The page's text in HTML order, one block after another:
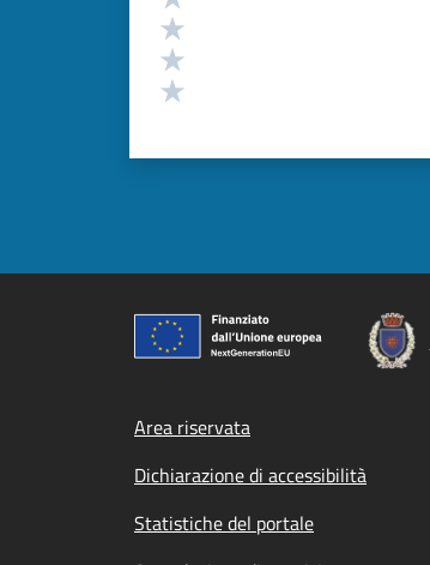
Footer menu
Area riservata
Dichiarazione di accessibilità
Statistiche del portale